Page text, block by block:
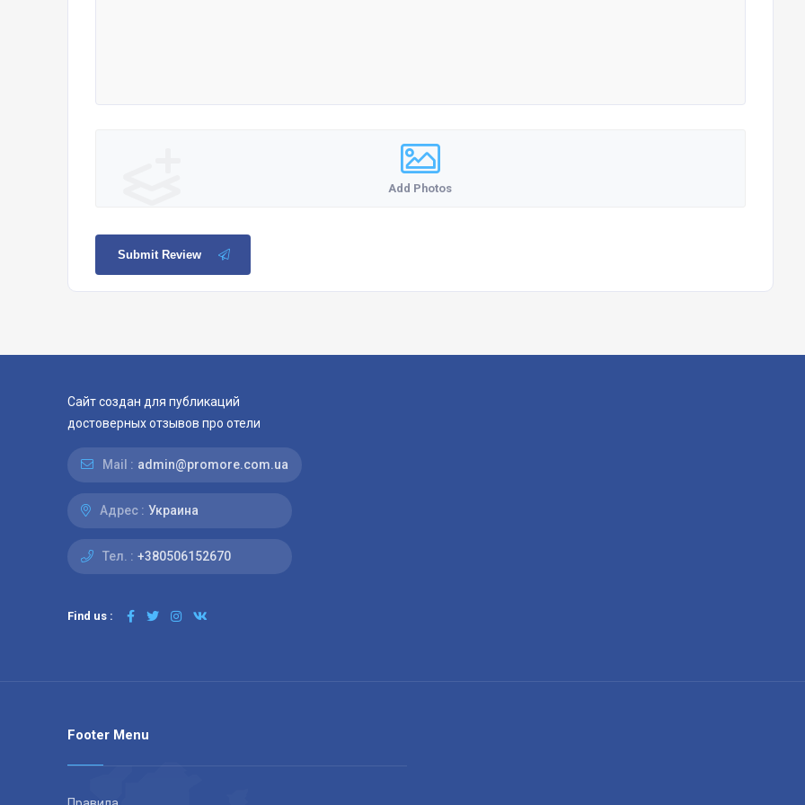
Add Photos
Submit Review
Сайт создан для публикаций
достоверных отзывов про отели
Mail : admin@promore.com.ua
Адрес : Украина
Тел. : +380506152670
Find us :
Footer Menu